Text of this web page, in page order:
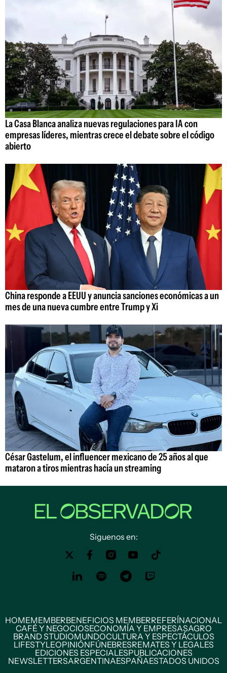
La Casa Blanca analiza nuevas regulaciones para IA con
empresas líderes, mientras crece el debate sobre el código
abierto
China responde a EEUU y anuncia sanciones económicas a un
mes de una nueva cumbre entre Trump y Xi
César Gastelum, el influencer mexicano de 25 años al que
mataron a tiros mientras hacía un streaming
Siguenos en:
HOMEMEMBERBENEFICIOS MEMBERREFERÍNACIONAL
CAFÉ Y NEGOCIOSECONOMÍA Y EMPRESASAGRO
BRAND STUDIOMUNDOCULTURA Y ESPECTÁCULOS
LIFESTYLEOPINIÓNFÚNEBRESREMATES Y LEGALES
EDICIONES ESPECIALESPUBLICACIONES
NEWSLETTERSARGENTINAESPAÑAESTADOS UNIDOS